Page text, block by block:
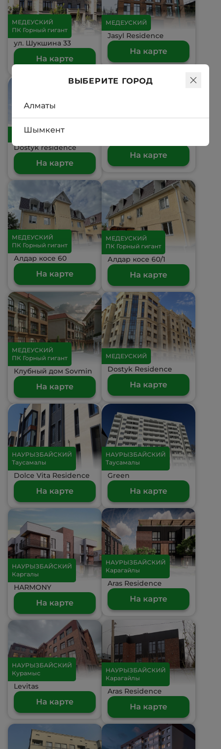
МЕДЕУСКИЙ
ПК Горный гигант
ул. Шукшина 33
На карте
МЕДЕУСКИЙ
Jasyl Residence
На карте
МЕДЕУСКИЙ
Dostyk residence
На карте
МЕДЕУСКИЙ
На карте
МЕДЕУСКИЙ
ПК Горный гигант
Алдар косе 60
На карте
МЕДЕУСКИЙ
ПК Горный гигант
Алдар косе 60/1
На карте
МЕДЕУСКИЙ
ПК Горный гигант
Клубный дом Sovmin
На карте
МЕДЕУСКИЙ
Dostyk Residence
На карте
НАУРЫЗБАЙСКИЙ
Таусамалы
Dolce Vita Residence
На карте
НАУРЫЗБАЙСКИЙ
Таусамалы
Green
На карте
НАУРЫЗБАЙСКИЙ
Каргалы
HARMONY
На карте
НАУРЫЗБАЙСКИЙ
Карагайлы
Aras Residence
На карте
НАУРЫЗБАЙСКИЙ
Курамыс
Levitas
На карте
НАУРЫЗБАЙСКИЙ
Карагайлы
Aras Residence
На карте
ВЫБЕРИТЕ ГОРОД
Алматы
Шымкент